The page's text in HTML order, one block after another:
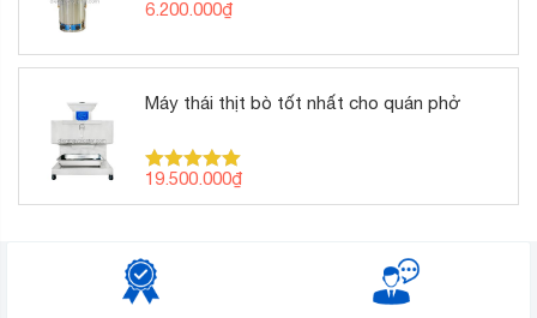
6.200.000₫
Máy thái thịt bò tốt nhất cho quán phở
Được xếp
hạng5.00
19.500.000₫